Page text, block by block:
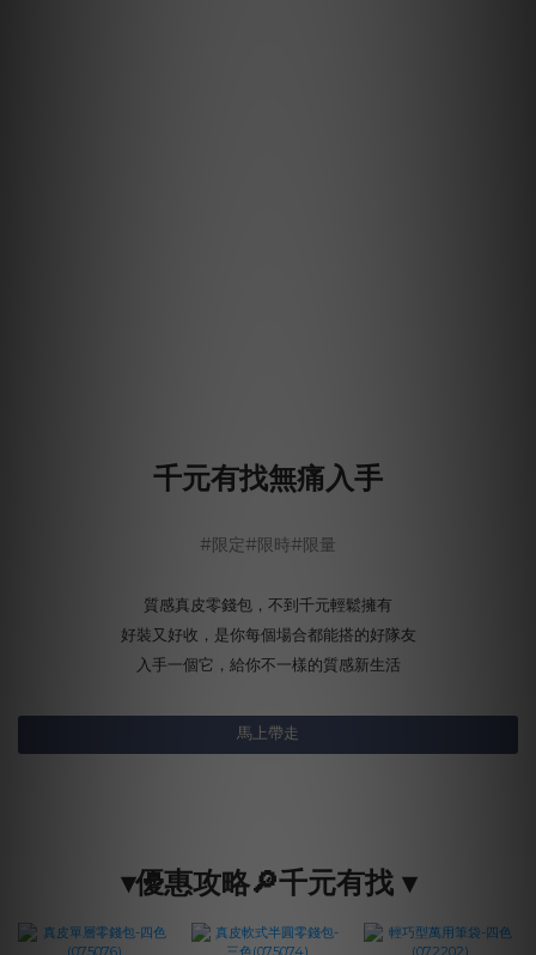
千元有找無痛入手
#限定#限時#限量
質感真皮零錢包，不到千元輕鬆擁有
好裝又好收，是你每個場合都能搭的好隊友
入手一個它，給你不一樣的質感新生活
馬上帶走
▾優惠攻略🔎千元有找 ▾